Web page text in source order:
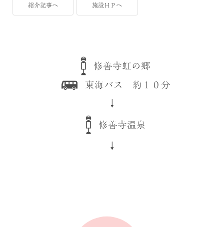
紹介記事へ 施設ＨＰへ
修善寺虹の郷
東海バス 約１０分
↓
修善寺温泉
↓